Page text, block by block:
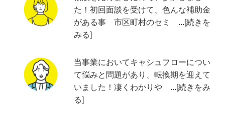
た！初回面談を受けて、色んな補助金
がある事 市区町村のセミ ...[続きを
みる]
当事業においてキャシュフローについ
て悩みと問題があり、転換期を迎えて
いました！凄くわかりや ...[続きをみ
る]